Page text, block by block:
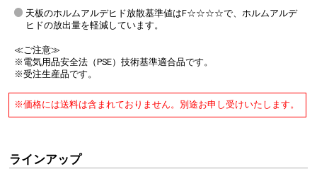
天板のホルムアルデヒド放散基準値はF☆☆☆☆で、ホルムアルデ
ヒドの放出量を軽減しています。
≪ご注意≫
※電気用品安全法（PSE）技術基準適合品です。
※受注生産品です。
※価格には送料は含まれておりません。別途お申し受けいたします。
ラインアップ